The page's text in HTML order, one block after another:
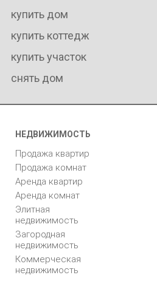
купить дом
купить коттедж
купить участок
снять дом
НЕДВИЖИМОСТЬ
Продажа квартир
Продажа комнат
Аренда квартир
Аренда комнат
Элитная
недвижимость
Загородная
недвижимость
Коммерческая
недвижимость